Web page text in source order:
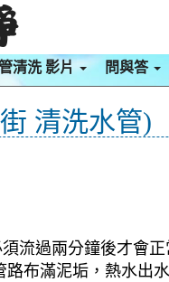
清洗 影片 問與答
清洗水管)
流過兩分鐘後才會
布滿泥垢，熱水出